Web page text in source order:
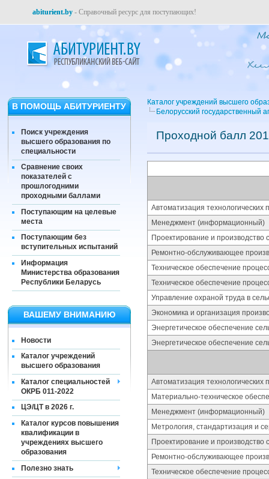
abiturient.by - Справочный ресурс для поступающих!
В ПОМОЩЬ АБИТУРИЕНТУ
Поиск учреждения
высшего образования по
специальности
Сравнение своих
показателей с
прошлогодними
проходными баллами
Поступающим на целевые
места
Поступающим без
вступительных испытаний
Информация
Министерства образования
Республики Беларусь
ВАШЕМУ ВНИМАНИЮ
Новости
Каталог учреждений
высшего образования
Каталог специальностей
ОКРБ 011-2022
ЦЭ/ЦТ в 2026 г.
Каталог курсов повышения
квалификации в
учреждениях высшего
образования
Полезно знать
Каталог учреждений высшего
Белорусский государственный
Проходной балл
Автоматизация технологических
Менеджмент (информационный)
Проектирование и производство
Ремонтно-обслуживающее
Техническое обеспечение
Техническое обеспечение
Управление охраной труда в
Экономика и организация
Энергетическое обеспечение
Энергетическое обеспечение
Автоматизация технологических
Материально-техническое
Менеджмент (информационный)
Метрология, стандартизация и
Проектирование и производство
Ремонтно-обслуживающее
Техническое обеспечение